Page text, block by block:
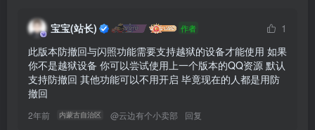
宝宝(站长) 作者
1
此版本防撤回与闪照功能需要支持越狱的设备才能使用 如果
你不是越狱设备 你可以尝试使用上一个版本的QQ资源 默认
支持防撤回 其他功能可以不用开启 毕竟现在的人都是用防
撤回
2年前 内蒙古自治区 @云边有个小卖部 回复